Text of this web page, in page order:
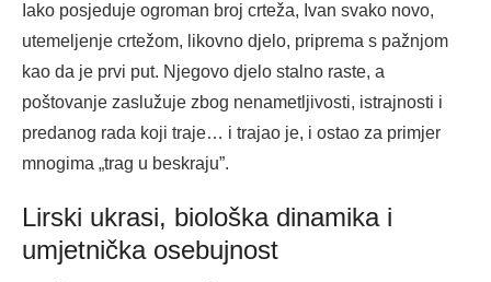
Iako posjeduje ogroman broj crteža, Ivan svako novo,
utemeljenje crtežom, likovno djelo, priprema s pažnjom
kao da je prvi put. Njegovo djelo stalno raste, a
poštovanje zaslužuje zbog nenametljivosti, istrajnosti i
predanog rada koji traje… i trajao je, i ostao za primjer
mnogima „trag u beskraju”.
Lirski ukrasi, biološka dinamika i
umjetnička osebujnost